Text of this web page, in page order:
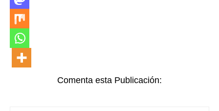
Comenta esta Publicación: